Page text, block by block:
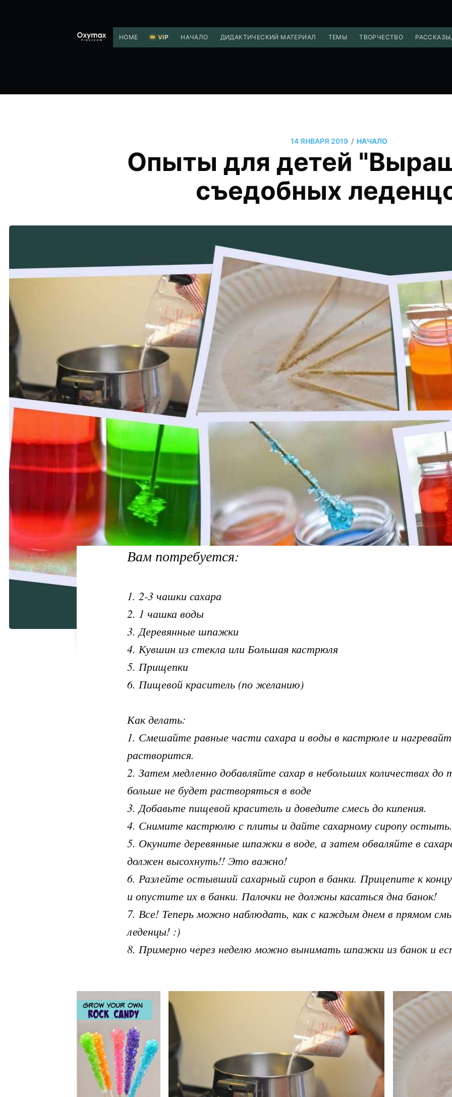
HOME VIP НАЧАЛО ДИДАКТИЧЕСКИЙ МАТЕРИАЛ ТЕМЫ ТВОРЧЕСТВО
14 ЯНВАРЯ 2019 / НАЧАЛО
Опыты для детей
съедобных
Вам потребуется:
1. 2-3 чашки сахара
2. 1 чашка воды
3. Деревянные шпажки
4. Кувшин из стекла или Большая кастрюля
5. Прищепки
6. Пищевой краситель (по желанию)
Как делать:
1. Смешайте равные части сахара и воды в кастрюле и
растворится.
2. Затем медленно добавляйте сахар в небольших количествах до
больше не будет растворяться в воде
3. Добавьте пищевой краситель и доведите смесь до кипения.
4. Снимите кастрюлю с плиты и дайте сахарному сиропу остыть.
5. Окуните деревянные шпажки в воде, а затем обваляйте в
должен высохнуть!! Это важно!
6. Разлейте остывший сахарный сироп в банки. Прицепите к
и опустите их в банки. Палочки не должны касаться дна банок!
7. Все! Теперь можно наблюдать, как с каждым днем в прямом
леденцы! :)
8. Примерно через неделю можно вынимать шпажки из банок и